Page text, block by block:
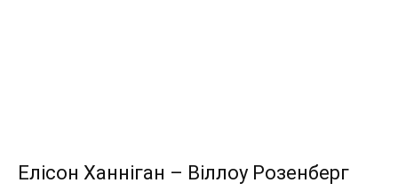
Елісон Ханніган – Віллоу Розенберг